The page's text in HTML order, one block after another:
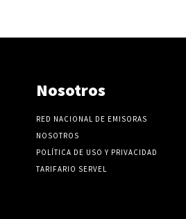
Nosotros
RED NACIONAL DE EMISORAS
NOSOTROS
POLÍTICA DE USO Y PRIVACIDAD
TARIFARIO SERVEL